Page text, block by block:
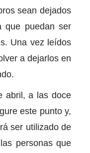
sean dejados
que puedan ser
Una vez leídos
a dejarlos en
abril, a las doce
este punto y,
ser utilizado de
personas que